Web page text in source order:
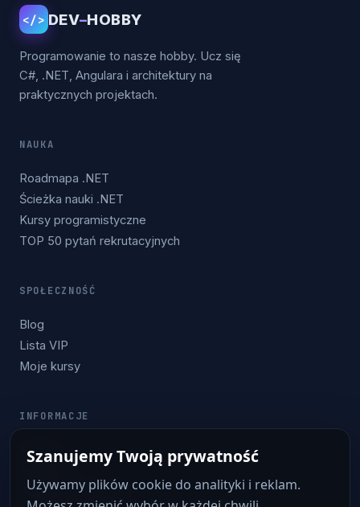
</> DEV–HOBBY
Programowanie to nasze hobby. Ucz się
C#, .NET, Angulara i architektury na
praktycznych projektach.
NAUKA
Roadmapa .NET
Ścieżka nauki .NET
Kursy programistyczne
TOP 50 pytań rekrutacyjnych
SPOŁECZNOŚĆ
Blog
Lista VIP
Moje kursy
INFORMACJE
Kontakt
Regulamin
Polityka prywatności
Szanujemy Twoją prywatność
Używamy plików cookie do analityki i reklam.